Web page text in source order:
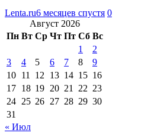
Lenta.ru6 месяцев спустя 0
Август 2026
Пн Вт Ср Чт Пт Сб Вс
1
2
3
4 5 6 7 8
9
10 11 12 13 14 15 16
17 18 19 20 21 22 23
24 25 26 27 28 29 30
31
« Июл